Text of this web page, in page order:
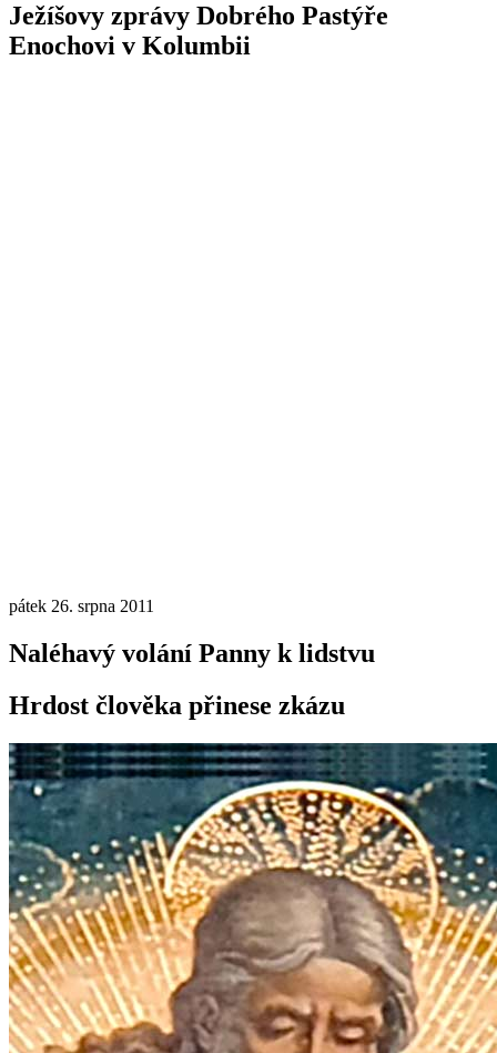
Ježíšovy zprávy Dobrého Pastýře
Enochovi v Kolumbii
pátek 26. srpna 2011
Naléhavý volání Panny k lidstvu
Hrdost člověka přinese zkázu